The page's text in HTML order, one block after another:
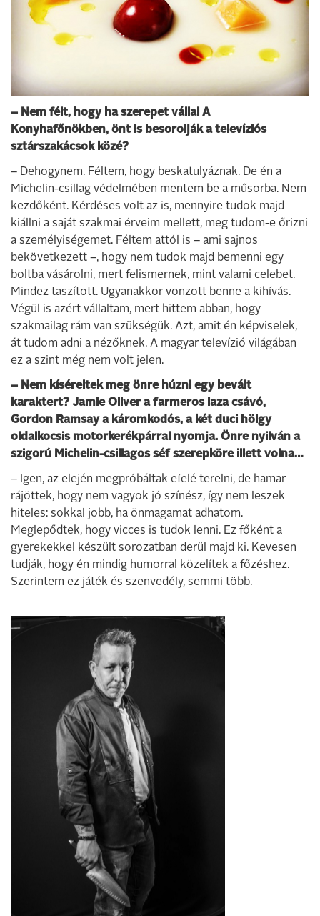
– Nem félt, hogy ha szerepet vállal A
Konyhafőnökben, önt is besorolják a televíziós
sztárszakácsok közé?
– Dehogynem. Féltem, hogy beskatulyáznak. De én a
Michelin-csillag védelmében mentem be a műsorba. Nem
kezdőként. Kérdéses volt az is, mennyire tudok majd
kiállni a saját szakmai érveim mellett, meg tudom-e őrizni
a személyiségemet. Féltem attól is – ami sajnos
bekövetkezett –, hogy nem tudok majd bemenni egy
boltba vásárolni, mert felismernek, mint valami celebet.
Mindez taszított. Ugyanakkor vonzott benne a kihívás.
Végül is azért vállaltam, mert hittem abban, hogy
szakmailag rám van szükségük. Azt, amit én képviselek,
át tudom adni a nézőknek. A magyar televízió világában
ez a szint még nem volt jelen.
– Nem kíséreltek meg önre húzni egy bevált
karaktert? Jamie Oliver a farmeros laza csávó,
Gordon Ramsay a káromkodós, a két duci hölgy
oldalkocsis motorkerékpárral nyomja. Önre nyilván a
szigorú Michelin-csillagos séf szerepköre illett volna…
– Igen, az elején megpróbáltak efelé terelni, de hamar
rájöttek, hogy nem vagyok jó színész, így nem leszek
hiteles: sokkal jobb, ha önmagamat adhatom.
Meglepődtek, hogy vicces is tudok lenni. Ez főként a
gyerekekkel készült sorozatban derül majd ki. Kevesen
tudják, hogy én mindig humorral közelítek a főzéshez.
Szerintem ez játék és szenvedély, semmi több.